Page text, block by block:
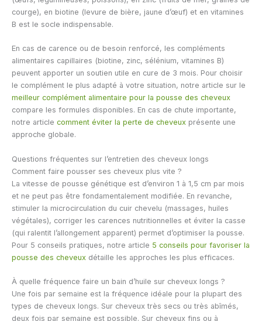
courge), en biotine (levure de bière, jaune d’œuf) et en vitamines
B est le socle indispensable.
En cas de carence ou de besoin renforcé, les compléments
alimentaires capillaires (biotine, zinc, sélénium, vitamines B)
peuvent apporter un soutien utile en cure de 3 mois. Pour choisir
le complément le plus adapté à votre situation, notre article sur le
meilleur complément alimentaire pour la pousse des cheveux
compare les formules disponibles. En cas de chute importante,
notre article comment éviter la perte de cheveux présente une
approche globale.
Questions fréquentes sur l’entretien des cheveux longs
Comment faire pousser ses cheveux plus vite ?
La vitesse de pousse génétique est d’environ 1 à 1,5 cm par mois
et ne peut pas être fondamentalement modifiée. En revanche,
stimuler la microcirculation du cuir chevelu (massages, huiles
végétales), corriger les carences nutritionnelles et éviter la casse
(qui ralentit l’allongement apparent) permet d’optimiser la pousse.
Pour 5 conseils pratiques, notre article 5 conseils pour favoriser la
pousse des cheveux détaille les approches les plus efficaces.
À quelle fréquence faire un bain d’huile sur cheveux longs ?
Une fois par semaine est la fréquence idéale pour la plupart des
types de cheveux longs. Sur cheveux très secs ou très abîmés,
deux fois par semaine est possible. Sur cheveux fins ou à